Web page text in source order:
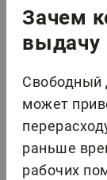
Зачем
выдачу
Свободный
может
раньше
рабочих